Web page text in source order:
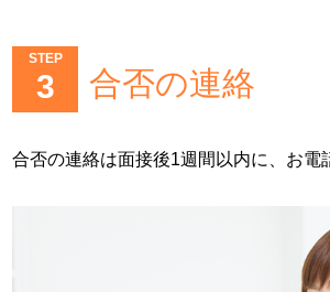
STEP
3 合否の連絡
合否の連絡は面接後1週間以内に、お電